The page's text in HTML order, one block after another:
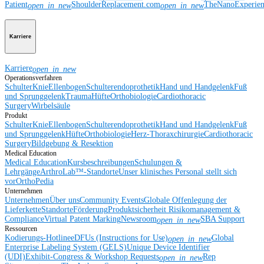
Patientopen_in_newShoulderReplacement.comopen_in_new
Karriere
Karriereopen_in_new
Operationsverfahren
SchulterKnieEllenbogenSchulterendoprothetikHand und HandgelenkFuß
und SprunggelenkTraumaHüfteOrthobiologieCardiothoracic
SurgeryWirbelsäule
Produkt
SchulterKnieEllenbogenSchulterendoprothetikHand und HandgelenkFuß
und SprunggelenkHüfteOrthobiologieHerz-ThoraxchirurgieCardiothoracic
SurgeryBildgebung & Resektion
Medical Education
Medical EducationKursbeschreibungenSchulungen &
LehrgängeArthroLab™-StandorteUnser klinisches Personal stellt sich
vorOrthoPedia
Unternehmen
UnternehmenÜber unsCommunity EventsGlobale Offenlegung der
LieferketteStandorteFörderungProduktsicherheit Risikomanagement &
ComplianceVirtual Patent MarkingNewsroomopen_in_newSBA Support
Ressourcen
Kodierungs-HotlineeDFUs (Instructions for Use)open_in_newGlobal
Enterprise Labeling System (GELS)Unique Device Identifier
(UDI)Exhibit-Congress & Workshop Requestsopen_in_newRep